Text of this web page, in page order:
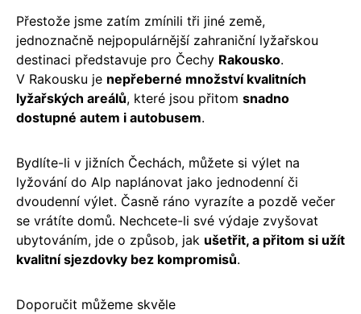
Přestože jsme zatím zmínili tři jiné země,
jednoznačně nejpopulárnější zahraniční lyžařskou
destinaci představuje pro Čechy Rakousko.
V Rakousku je nepřeberné množství kvalitních
lyžařských areálů, které jsou přitom snadno
dostupné autem i autobusem.
Bydlíte-li v jižních Čechách, můžete si výlet na
lyžování do Alp naplánovat jako jednodenní či
dvoudenní výlet. Časně ráno vyrazíte a pozdě večer
se vrátíte domů. Nechcete-li své výdaje zvyšovat
ubytováním, jde o způsob, jak ušetřit, a přitom si užít
kvalitní sjezdovky bez kompromisů.
Doporučit můžeme skvěle